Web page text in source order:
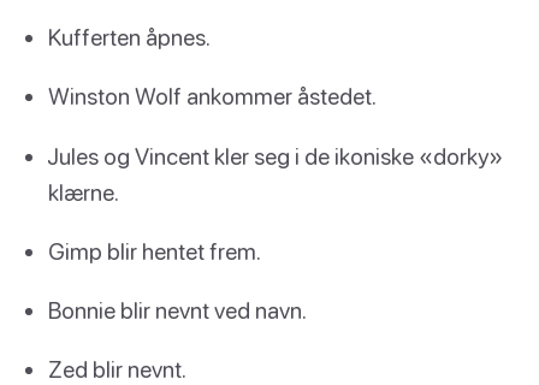
Kufferten åpnes.
Winston Wolf ankommer åstedet.
Jules og Vincent kler seg i de ikoniske «dorky»
klærne.
Gimp blir hentet frem.
Bonnie blir nevnt ved navn.
Zed blir nevnt.